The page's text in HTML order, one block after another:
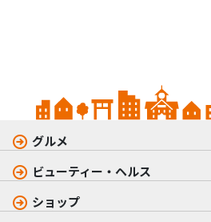
グルメ
ビューティー・ヘルス
ショップ